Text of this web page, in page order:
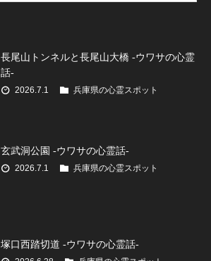
長尾山トンネルと長尾山大橋 -ウワサの心霊
話-
2026.7.1 兵庫県の心霊スポット
玄武洞公園 -ウワサの心霊話-
2026.7.1 兵庫県の心霊スポット
塚口西踏切道 -ウワサの心霊話-